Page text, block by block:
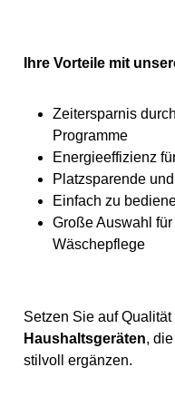
Ihre Vorteile mit
Zeitersparnis
Programme
Energieeffizienz
Platzsparende
Einfach zu
Große Auswahl
Wäschepflege
Setzen Sie auf
Haushaltsgeräten,
stilvoll ergänzen.